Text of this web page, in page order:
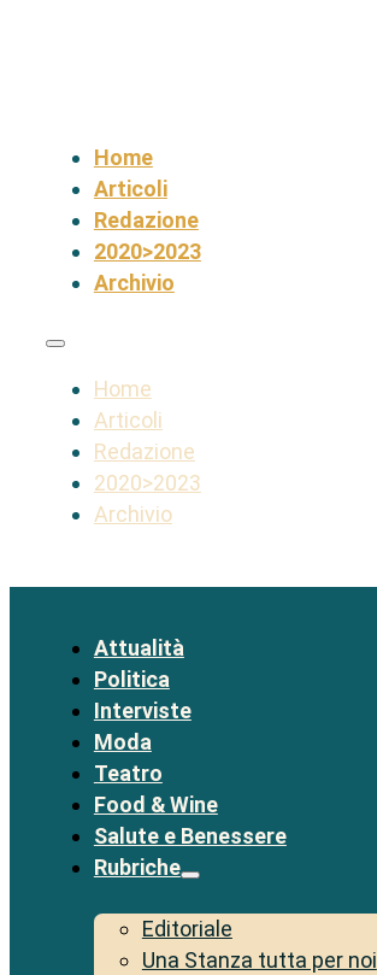
Home
Articoli
Redazione
2020>2023
Archivio
Home
Articoli
Redazione
2020>2023
Archivio
Attualità
Politica
Interviste
Moda
Teatro
Food & Wine
Salute e Benessere
Rubriche
Editoriale
Una Stanza tutta per noi